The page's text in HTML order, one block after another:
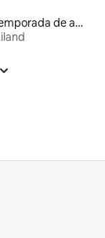
Aluguel por temporada de apart-hotéis